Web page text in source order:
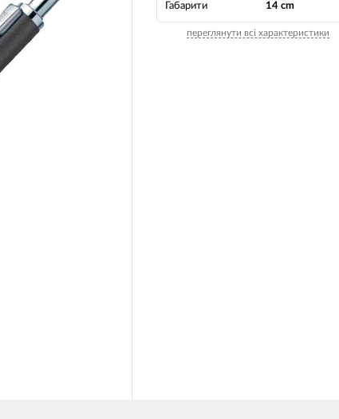
Габарити 14 cm
переглянути всі характеристики